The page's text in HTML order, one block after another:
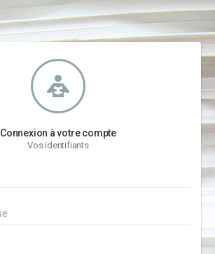
Connexion à votre compte
Vos identifiants